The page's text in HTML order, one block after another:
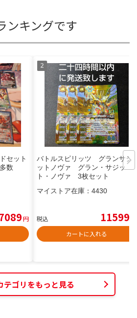
ンキングです
セット
数
円
バトルスピリッツ グランサジ
ットノヴァ グラン・サジッ
ト・ノヴァ 3枚セット
マイストア在庫： 4430
税込 11599
カートに入れる
テゴリをもっと見る